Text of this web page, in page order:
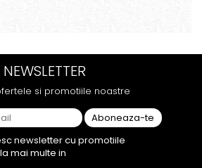
este la
camera de tutun sau tigara.
NEWSLETTER
si promotiile noastre
newsletter cu promotiile
mai multe in